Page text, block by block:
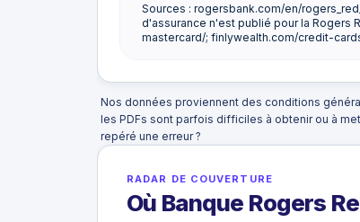
Aucune couverture en cas de
Sources : rogersbank.com/en/
d'assurance n'est publié pour la
mastercard/; finlywealth.com/credit-
Nos données proviennent des conditions
les PDFs sont parfois difficiles à obtenir ou à
repéré une erreur ?
RADAR DE COUVERTURE
Où Banque Rogers